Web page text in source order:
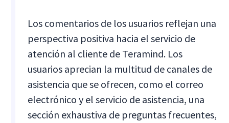
Los comentarios de los usuarios reflejan una
perspectiva positiva hacia el servicio de
atención al cliente de Teramind. Los
usuarios aprecian la multitud de canales de
asistencia que se ofrecen, como el correo
electrónico y el servicio de asistencia, una
sección exhaustiva de preguntas frecuentes,